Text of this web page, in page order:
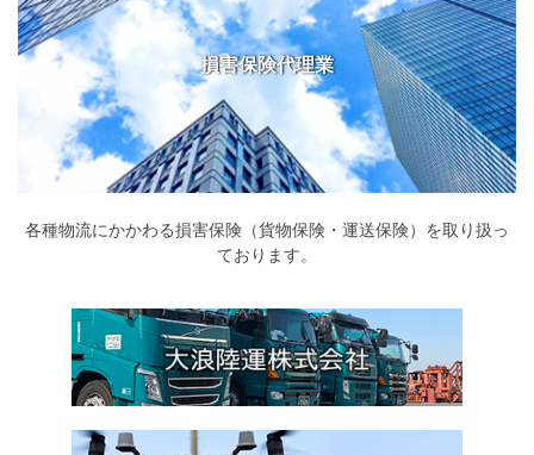
損害保険代理業
各種物流にかかわる損害保険（貨物保険・運送保険）を取り扱っ
ております。